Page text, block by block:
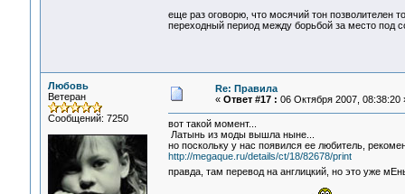
еще раз оговорю, что мосячий тон позволителен
переходный период между борьбой за место под
Любовь
Ветеран
Сообщений: 7250
Re: Правила
« Ответ #17 : 06 Октября 2007, 08:38:20
вот такой момент...
Латынь из моды вышла ныне...
но поскольку у нас появился ее любитель,
http://megaque.ru/details/ct/18/82678/print
правда, там перевод на англицкий, но это уже